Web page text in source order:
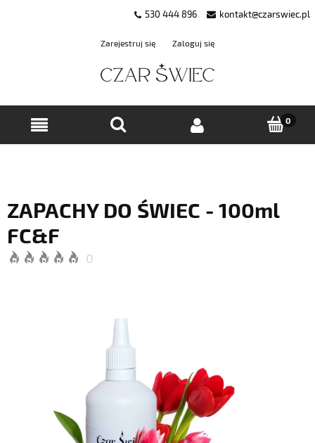
530 444 896 kontakt@czarswiec.pl
Zarejestruj się Zaloguj się
ZAPACHY DO ŚWIEC - 100ml
FC&F
0